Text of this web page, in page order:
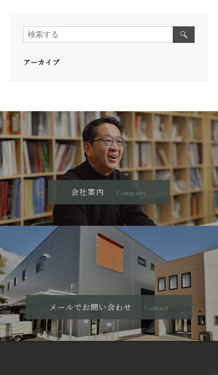
アーカイブ
会社案内 Company
メールでお問い合わせ Contact